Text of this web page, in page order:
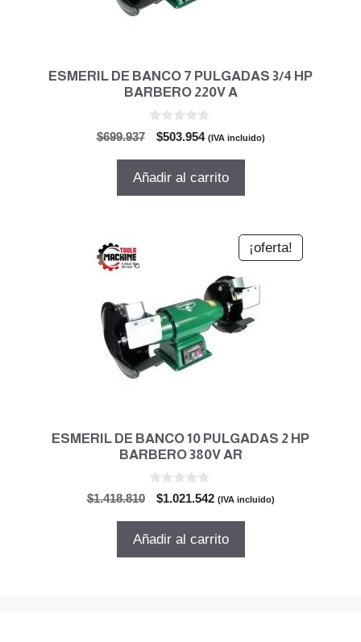
ESMERIL DE BANCO 7 PULGADAS 3/4 HP
BARBERO 220V A
$699.937
El
original
$503.954El
actual
(IVA incluido)
Añadir al carrito
¡oferta!
ESMERIL DE BANCO 10 PULGADAS 2 HP
BARBERO 380V AR
$1.418.810
El
original
$1.021.542El
actual
(IVA incluido)
Añadir al carrito